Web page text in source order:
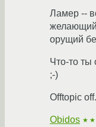
Ламер --
желающий
орущий
Что-то ты
;-)
Offtopic off.
Obidos